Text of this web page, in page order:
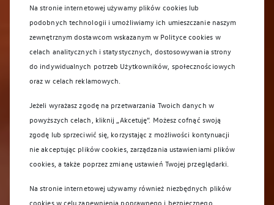
Na stronie internetowej używamy plików cookies lub
podobnych technologii i umożliwiamy ich umieszczanie naszym
zewnętrznym dostawcom wskazanym w Polityce cookies w
celach analitycznych i statystycznych, dostosowywania strony
do indywidualnych potrzeb Użytkowników, społecznościowych
oraz w celach reklamowych.
Jeżeli wyrażasz zgodę na przetwarzania Twoich danych w
powyższych celach, kliknij „Akcetuję”. Możesz cofnąć swoją
zgodę lub sprzeciwić się, korzystając z możliwości kontynuacji
nie akceptując plików cookies, zarządzania ustawieniami plików
cookies, a także poprzez zmianę ustawień Twojej przeglądarki.
Na stronie internetowej używamy również niezbędnych plików
cookies w celu zapewnienia poprawnego i bezpiecznego